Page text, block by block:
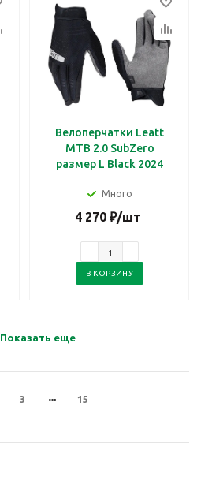
Велоперчатки Leatt
MTB 2.0 SubZero
размер L Black 2024
Много
4 270 ₽/шт
В КОРЗИНУ
Показать еще
3 15